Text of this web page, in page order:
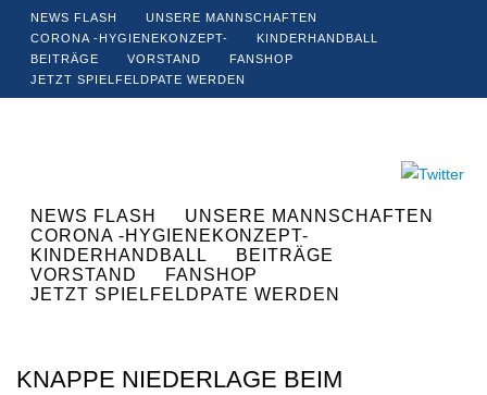
NEWS FLASH
UNSERE MANNSCHAFTEN
CORONA -HYGIENEKONZEPT-
KINDERHANDBALL
BEITRÄGE
VORSTAND
FANSHOP
JETZT SPIELFELDPATE WERDEN
NEWS FLASH
UNSERE MANNSCHAFTEN
CORONA -HYGIENEKONZEPT-
KINDERHANDBALL
BEITRÄGE
VORSTAND
FANSHOP
JETZT SPIELFELDPATE WERDEN
KNAPPE NIEDERLAGE BEIM